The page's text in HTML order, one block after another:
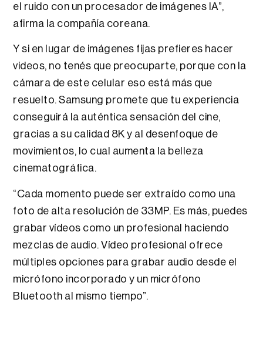
el ruido con un procesador de imágenes IA”,
afirma la compañía coreana.
Y si en lugar de imágenes fijas prefieres hacer
videos, no tenés que preocuparte, porque con la
cámara de este celular eso está más que
resuelto. Samsung promete que tu experiencia
conseguirá la auténtica sensación del cine,
gracias a su calidad 8K y al desenfoque de
movimientos, lo cual aumenta la belleza
cinematográfica.
“Cada momento puede ser extraído como una
foto de alta resolución de 33MP. Es más, puedes
grabar vídeos como un profesional haciendo
mezclas de audio. Vídeo profesional ofrece
múltiples opciones para grabar audio desde el
micrófono incorporado y un micrófono
Bluetooth al mismo tiempo”.